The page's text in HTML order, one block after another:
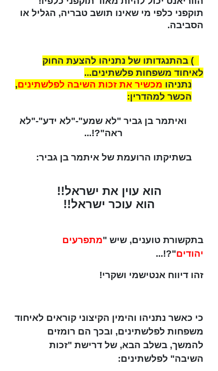
תוקפני כלפי מי שאינו תושב טבריה, הגליל או
הסביבה.
3) בהתנגדותו של נתניהו להצעת החוק
לאיחוד משפחות פלשתינים...
נתניהו מכשיר את זכות השיבה לפלשתינים,
הכשר למהדרין:
ואיתמר בן גביר "לא שמע"-"לא ידע"-"לא
ראה"?!...
בשתיקתו הרועמת של איתמר בן גביר:
הוא עוין את ישראל!!
הוא עוכר ישראל!!
בתקשורת טוענים, שיש "מתפרעים
יהודים"?!...
זהו דיווח אנטישמי ושקרי!
כי כאשר נתניהו והימין הקיצוני קוראים לאיחוד
משפחות לפלשתינים, ובכך הם רומזים
להמשך, בשלב הבא, של דרישת "זכות
השיבה" לפלשתינים: